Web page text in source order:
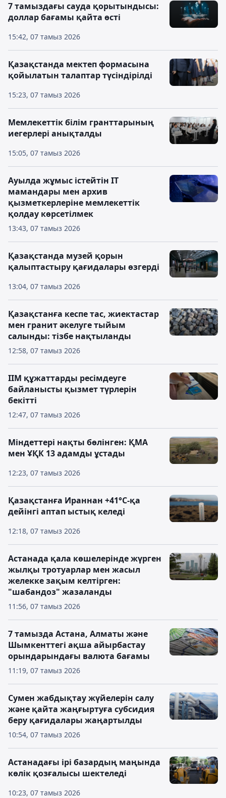
15:42, 07 тамыз 2026
7 тамыздағы сауда қорытындысы:
доллар бағамы қайта өсті
15:23, 07 тамыз 2026
Қазақстанда мектеп формасына
қойылатын талаптар түсіндірілді
15:05, 07 тамыз 2026
Мемлекеттік білім гранттарының
иегерлері анықталды
13:43, 07 тамыз 2026
Ауылда жұмыс істейтін IT
мамандары мен архив
қызметкерлеріне мемлекеттік
қолдау көрсетілмек
13:04, 07 тамыз 2026
Қазақстанда музей қорын
қалыптастыру қағидалары өзгерді
12:58, 07 тамыз 2026
Қазақстанға кеспе тас, жиектастар
мен гранит әкелуге тыйым
салынды: тізбе нақтыланды
12:47, 07 тамыз 2026
ІІМ құжаттарды ресімдеуге
байланысты қызмет түрлерін
бекітті
12:23, 07 тамыз 2026
Міндеттері нақты бөлінген: ҚМА
мен ҰҚК 13 адамды ұстады
12:18, 07 тамыз 2026
Қазақстанға Ираннан +41°С-қа
дейінгі аптап ыстық келеді
11:56, 07 тамыз 2026
Астанада қала көшелерінде жүрген
жылқы тротуарлар мен жасыл
желекке зақым келтірген:
"шабандоз" жазаланды
11:19, 07 тамыз 2026
7 тамызда Астана, Алматы және
Шымкенттегі ақша айырбастау
орындарындағы валюта бағамы
10:54, 07 тамыз 2026
Сумен жабдықтау жүйелерін салу
және қайта жаңғыртуға субсидия
беру қағидалары жаңартылды
10:23, 07 тамыз 2026
Астанадағы ірі базардың маңында
көлік қозғалысы шектеледі